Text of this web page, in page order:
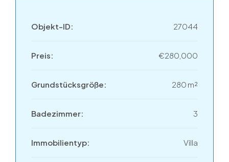
Objekt-ID: 27044
Preis: €280,000
Grundstücksgröße: 280 m²
Badezimmer: 3
Immobilientyp: Villa